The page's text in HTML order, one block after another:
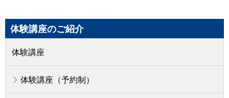
体験講座のご紹介
体験講座
体験講座（予約制）